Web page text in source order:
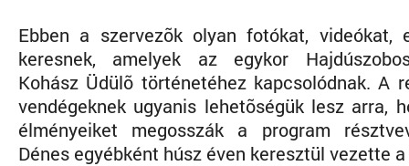
Ebben a szervezõk olyan fotókat, videókat,
keresnek, amelyek az egykor
Kohász Üdülõ történetéhez kapcsolódnak. A
vendégeknek ugyanis lehetõségük lesz arra,
élményeiket megosszák a program
Dénes egyébként húsz éven keresztül vezette